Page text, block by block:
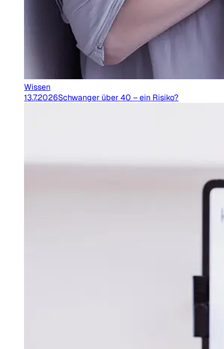
Wissen
13.7.2026Schwanger über 40 – ein Risiko?